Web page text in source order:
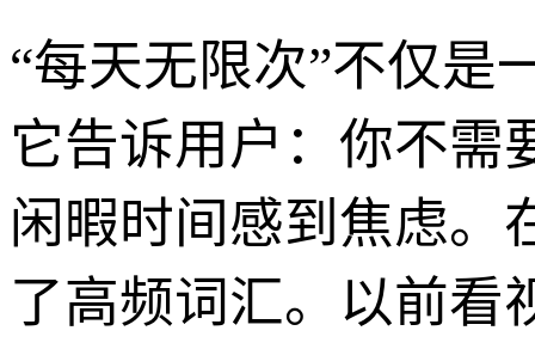
“每天无限次”不仅是
它告诉用户：你不需
闲暇时间感到焦虑。
了高频词汇。以前看